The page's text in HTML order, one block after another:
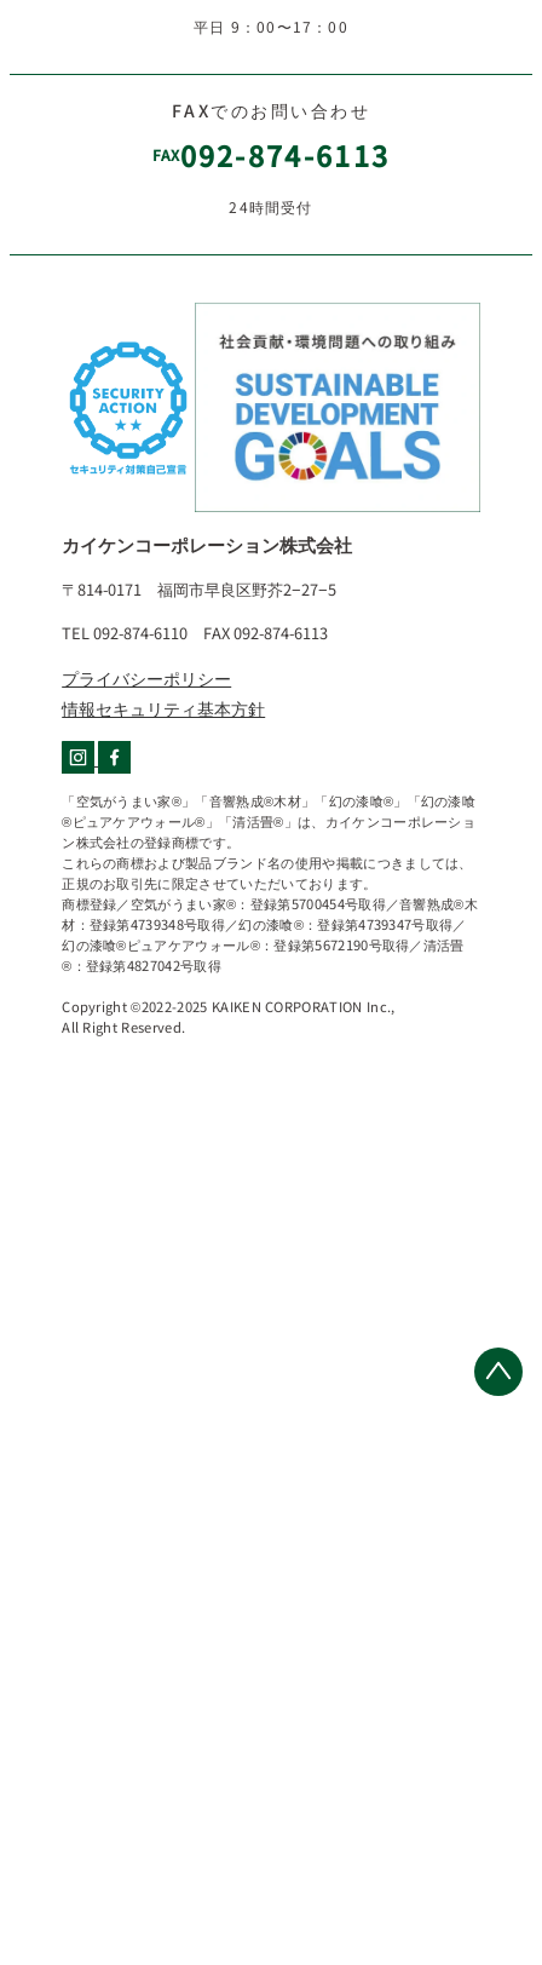
平日 9：00〜17：00
FAXでのお問い合わせ
FAX092-874-6113
24時間受付
カイケンコーポレーション株式会社
〒814-0171 福岡市早良区野芥2−27−5
TEL 092-874-6110 FAX 092-874-6113
プライバシーポリシー
情報セキュリティ基本方針
「空気がうまい家®」「音響熟成®木材」「幻の漆喰®」「幻の漆喰
®ピュアケアウォール®」「清活畳®」は、カイケンコーポレーショ
ン株式会社の登録商標です。
これらの商標および製品ブランド名の使用や掲載につきましては、
正規のお取引先に限定させていただいております。
商標登録／空気がうまい家®：登録第5700454号取得／音響熟成®木
材：登録第4739348号取得／幻の漆喰®：登録第4739347号取得／
幻の漆喰®ピュアケアウォール®：登録第5672190号取得／清活畳
®：登録第4827042号取得
Copyright ©2022-2025 KAIKEN CORPORATION Inc.,
All Right Reserved.